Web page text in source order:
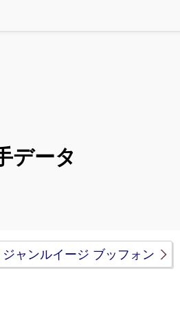
データ
ジャンルイージ ブッフォン